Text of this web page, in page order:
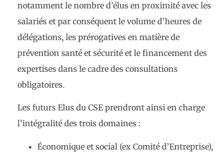
notamment le nombre d’élus en proximité avec les
salariés et par conséquent le volume d’heures de
délégations, les prérogatives en matière de
prévention santé et sécurité et le financement des
expertises dans le cadre des consultations
obligatoires.
Les futurs Elus du CSE prendront ainsi en charge
l’intégralité des trois domaines :
Économique et social (ex Comité d’Entreprise),